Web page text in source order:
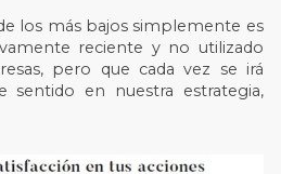
los más bajos simplemente es
reciente y no utilizado
pero que cada vez se irá
sentido en nuestra estrategia,